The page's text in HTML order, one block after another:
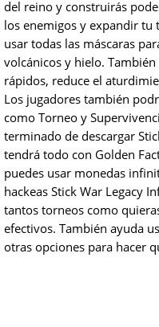
del reino y construirás
los enemigos y expandir
usar todas las máscaras
volcánicos y hielo.
rápidos, reduce el
Los jugadores también
como Torneo y
terminado de descargar
tendrá todo con Golden
puedes usar monedas
hackeas Stick War Legacy
tantos torneos como
efectivos. También ayuda
otras opciones para hacer